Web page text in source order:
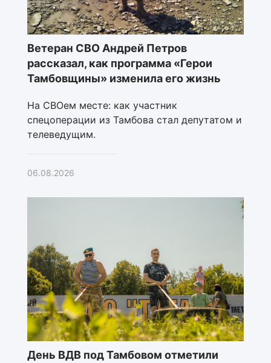
Ветеран СВО Андрей Петров
рассказал, как программа «Герои
Тамбовщины» изменила его жизнь
На СВОем месте: как участник
спецоперации из Тамбова стал депутатом и
телеведущим.
06.08.2026
День ВДВ под Тамбовом отметили